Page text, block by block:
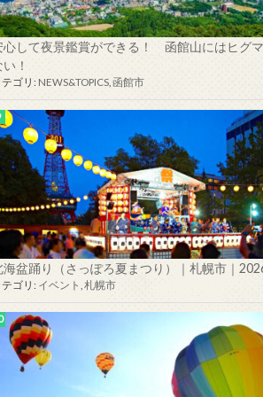
心して夜景鑑賞ができる！ 函館山にはヒグ
！
ゴリ: NEWS&TOPICS 函館市
海盆踊り（さっぽろ夏まつり）｜札幌市｜
ゴリ: イベント 札幌市